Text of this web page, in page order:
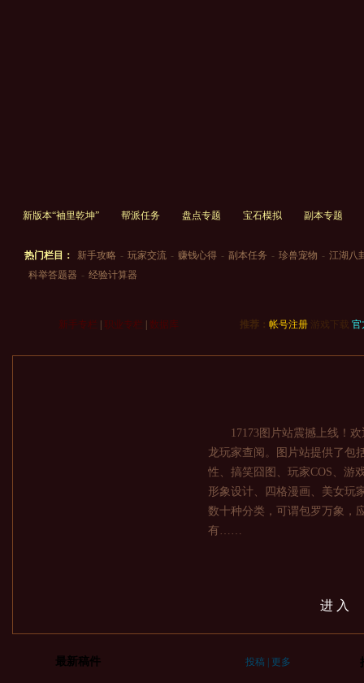
新版本“袖里乾坤” 帮派任务 盘点专题 宝石模拟 副本专题
热门栏目： 新手攻略 - 玩家交流 - 赚钱心得 - 副本任务 - 珍兽宠物 - 江湖八
科举答题器 - 经验计算器
新手专栏 职业专栏 数据库 推荐： 帐号注册 游戏下载 官
17173图片站震撼上线！
龙玩家查阅。图片站提供了包
性、搞笑囧图、玩家COS、游
形象设计、四格漫画、美女玩
数十种分类，可谓包罗万象，
有……
进 入
最新稿件 投稿 更多